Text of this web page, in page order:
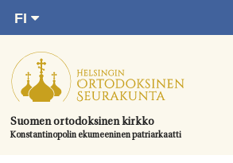
suoraan
sisältöön.
Suomen ortodoksinen kirkko
Konstantinopolin ekumeeninen patriarkaatti
FI
SV
EN
UA
Etusivu
Ajankohtaista
Juhlat & toimitukset